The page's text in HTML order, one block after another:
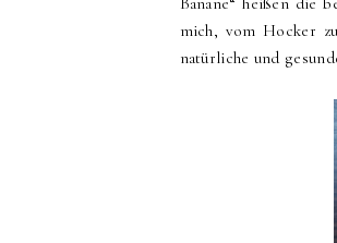
mich, vom Hocker
natürliche und